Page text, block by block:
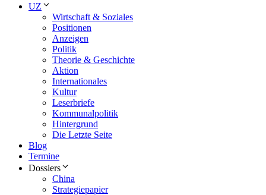
UZ
Wirtschaft & Soziales
Positionen
Anzeigen
Politik
Theorie & Geschichte
Aktion
Internationales
Kultur
Leserbriefe
Kommunalpolitik
Hintergrund
Die Letzte Seite
Blog
Termine
Dossiers
China
Strategiepapier